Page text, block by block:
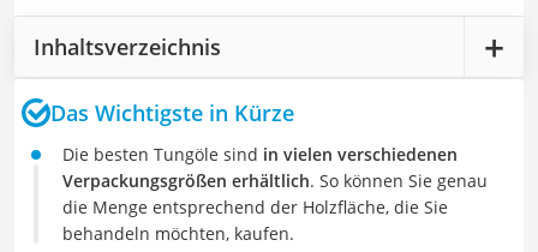
Inhaltsverzeichnis
Das Wichtigste in Kürze
Die besten Tungöle sind in vielen verschiedenen
Verpackungsgrößen erhältlich. So können Sie genau
die Menge entsprechend der Holzfläche, die Sie
behandeln möchten, kaufen.